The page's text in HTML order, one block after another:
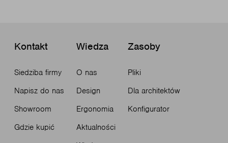
Kontakt
Siedziba firmy
Napisz do nas
Showroom
Gdzie kupić
Wiedza
O nas
Design
Ergonomia
Aktualności
Zasoby
Pliki
Dla architektów
Konfigurator